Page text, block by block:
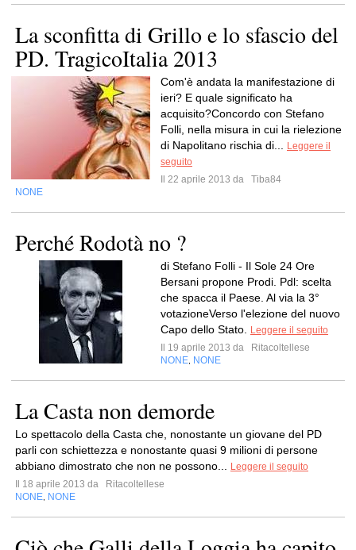
La sconfitta di Grillo e lo sfascio del
PD. TragicoItalia 2013
Com'è andata la manifestazione di
ieri? E quale significato ha
acquisito?Concordo con Stefano
Folli, nella misura in cui la rielezione
di Napolitano rischia di...
Leggere il
seguito
Il 22 aprile 2013 da
Tiba84
NONE
Perché Rodotà no ?
di Stefano Folli - Il Sole 24 Ore
Bersani propone Prodi. Pdl: scelta
che spacca il Paese. Al via la 3°
votazioneVerso l'elezione del nuovo
Capo dello Stato.
Leggere il seguito
Il 19 aprile 2013 da
Ritacoltellese
NONE NONE
La Casta non demorde
Lo spettacolo della Casta che, nonostante un giovane del PD
parli con schiettezza e nonostante quasi 9 milioni di persone
abbiano dimostrato che non ne possono...
Leggere il seguito
Il 18 aprile 2013 da
Ritacoltellese
NONE NONE